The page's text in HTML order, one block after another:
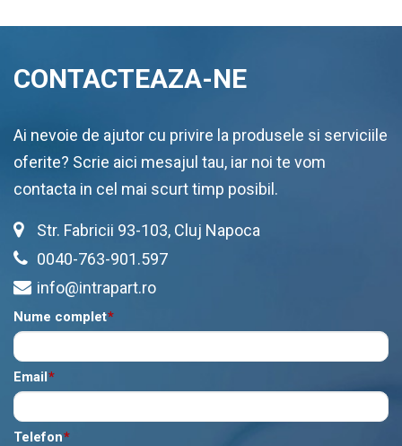
CONTACTEAZA-NE
Ai nevoie de ajutor cu privire la produsele si serviciile
oferite? Scrie aici mesajul tau, iar noi te vom
contacta in cel mai scurt timp posibil.
Str. Fabricii 93-103, Cluj Napoca
0040-763-901.597
info@intrapart.ro
*
Nume complet
*
Email
*
Telefon